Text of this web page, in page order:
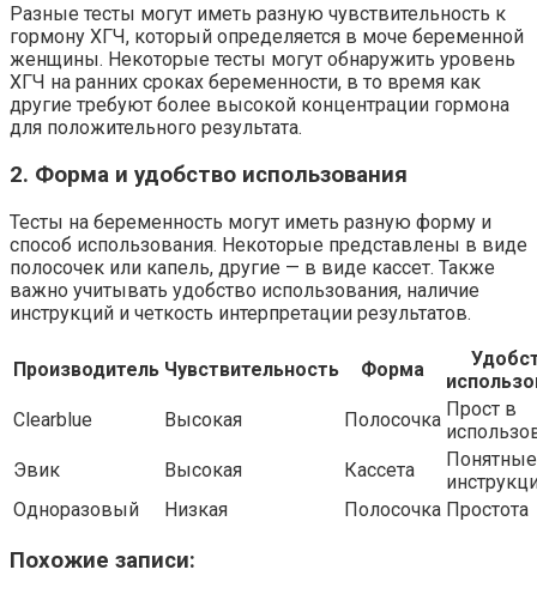
Разные тесты могут иметь разную чувствительность к
гормону ХГЧ, который определяется в моче беременной
женщины. Некоторые тесты могут обнаружить уровень
ХГЧ на ранних сроках беременности, в то время как
другие требуют более высокой концентрации гормона
для положительного результата.
2. Форма и удобство использования
Тесты на беременность могут иметь разную форму и
способ использования. Некоторые представлены в виде
полосочек или капель, другие — в виде кассет. Также
важно учитывать удобство использования, наличие
инструкций и четкость интерпретации результатов.
Производитель Чувствительность Форма
Clearblue
Высокая Полосочка Прост в
Эвик
Высокая Кассета
Понятные
Одноразовый
Низкая Полосочка Простота
Похожие записи: